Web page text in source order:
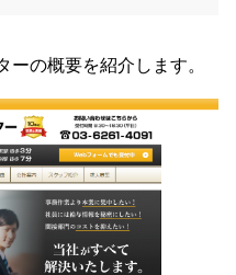
の概要を紹介します。